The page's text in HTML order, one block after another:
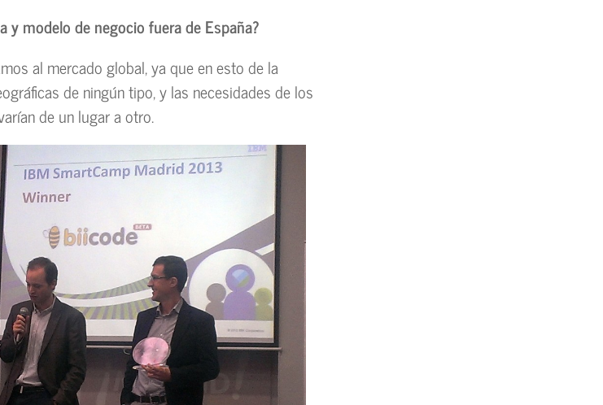
y modelo de negocio fuera de España?
al mercado global, ya que en esto de la
de ningún tipo, y las necesidades de los
de un lugar a otro.